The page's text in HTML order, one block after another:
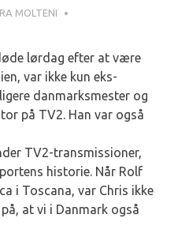
MOLTENI
lørdag efter at være
var ikke kun eks-
danmarksmester og
på TV2. Han var også
TV2-transmissioner,
historie. Når Rolf
i Toscana, var Chris ikke
at vi i Danmark også